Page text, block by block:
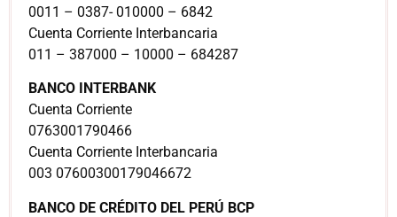
0011 – 0387- 010000 – 6842
Cuenta Corriente Interbancaria
011 – 387000 – 10000 – 684287
BANCO INTERBANK
Cuenta Corriente
0763001790466
Cuenta Corriente Interbancaria
003 07600300179046672
BANCO DE CRÉDITO DEL PERÚ BCP